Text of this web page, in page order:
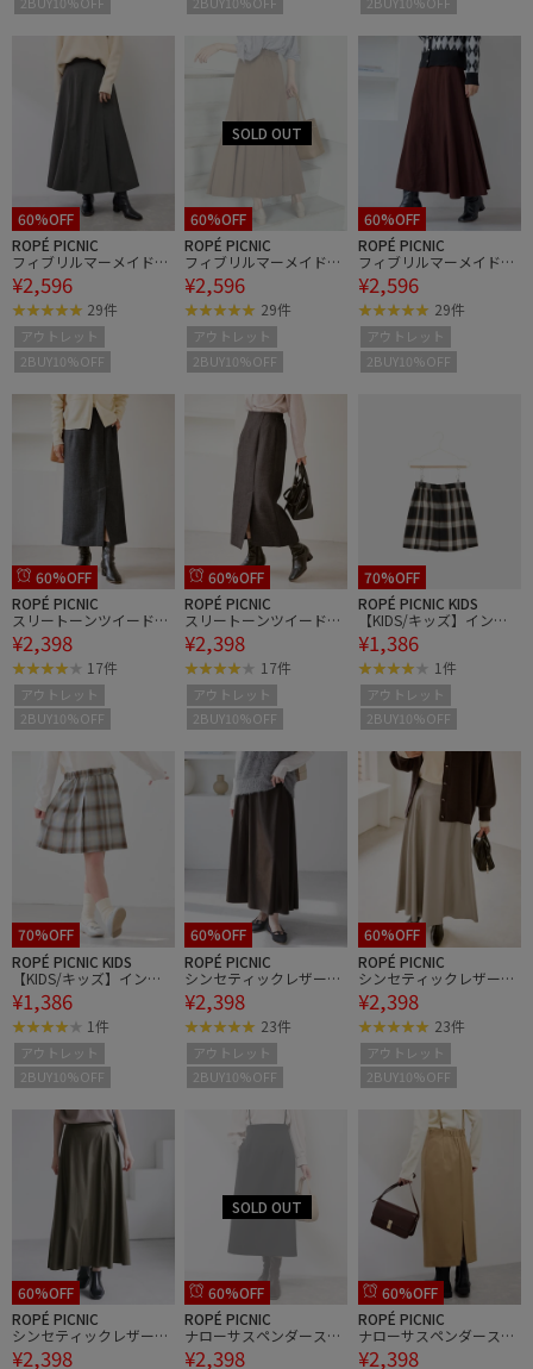
60%OFF
ROPÉ PICNIC
フィブリルマーメイドフ
レアスカート
¥2,596
29件
アウトレット
2BUY10%OFF
60%OFF
ROPÉ PICNIC
フィブリルマーメイドフ
レアスカート
¥2,596
29件
アウトレット
2BUY10%OFF
60%OFF
ROPÉ PICNIC
フィブリルマーメイドフ
レアスカート
¥2,596
29件
アウトレット
2BUY10%OFF
60%OFF
ROPÉ PICNIC
スリートーンツイードス
カート/セットアップ対
応
¥2,398
17件
アウトレット
2BUY10%OFF
60%OFF
ROPÉ PICNIC
スリートーンツイードス
カート/セットアップ対
応
¥2,398
17件
アウトレット
2BUY10%OFF
70%OFF
ROPÉ PICNIC KIDS
【KIDS/キッズ】インパ
ンツ付きオンブレチェッ
クプリーツスカート/リ
ンクコーデ
¥1,386
1件
アウトレット
2BUY10%OFF
70%OFF
ROPÉ PICNIC KIDS
【KIDS/キッズ】インパ
ンツ付きオンブレチェッ
クプリーツスカート/リ
ンクコーデ
¥1,386
1件
アウトレット
2BUY10%OFF
60%OFF
ROPÉ PICNIC
シンセティックレザーフ
レアロングスカート
¥2,398
23件
アウトレット
2BUY10%OFF
60%OFF
ROPÉ PICNIC
シンセティックレザーフ
レアロングスカート
¥2,398
23件
アウトレット
2BUY10%OFF
60%OFF
ROPÉ PICNIC
シンセティックレザーフ
レアロングスカート
¥2,398
60%OFF
ROPÉ PICNIC
ナローサスペンダースカ
ート
¥2,398
60%OFF
ROPÉ PICNIC
ナローサスペンダースカ
ート
¥2,398